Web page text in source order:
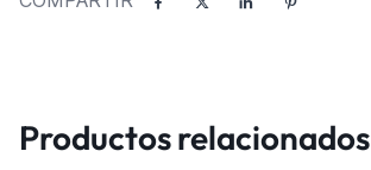
Productos relacionados